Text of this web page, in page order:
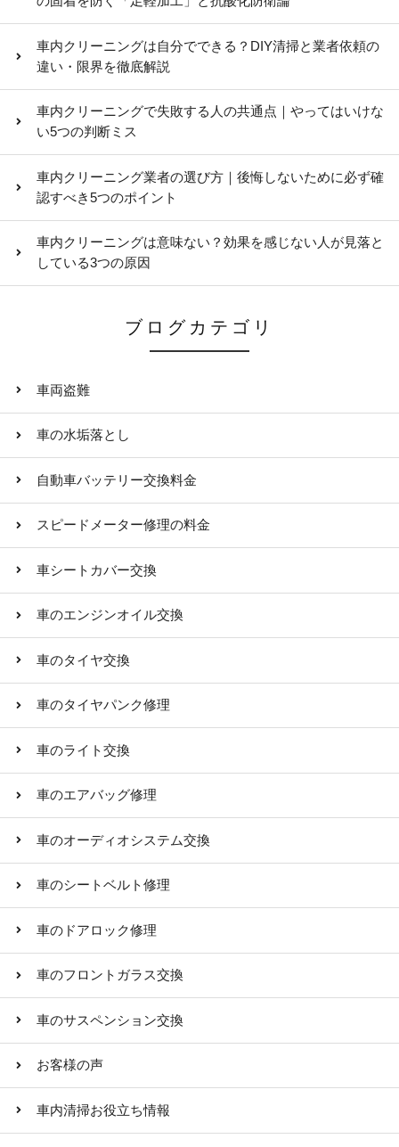
車内クリーニングは自分でできる？DIY清掃と業者依頼の
違い・限界を徹底解説
車内クリーニングで失敗する人の共通点｜やってはいけな
い5つの判断ミス
車内クリーニング業者の選び方｜後悔しないために必ず確
認すべき5つのポイント
車内クリーニングは意味ない？効果を感じない人が見落と
している3つの原因
ブログカテゴリ
車両盗難
車の水垢落とし
自動車バッテリー交換料金
スピードメーター修理の料金
車シートカバー交換
車のエンジンオイル交換
車のタイヤ交換
車のタイヤパンク修理
車のライト交換
車のエアバッグ修理
車のオーディオシステム交換
車のシートベルト修理
車のドアロック修理
車のフロントガラス交換
車のサスペンション交換
お客様の声
車内清掃お役立ち情報